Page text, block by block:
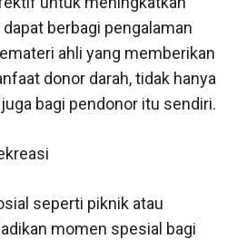
berbagi pengalaman
ahli yang memberikan
donor darah, tidak hanya
bagi pendonor itu sendiri.
seperti piknik atau
momen spesial bagi